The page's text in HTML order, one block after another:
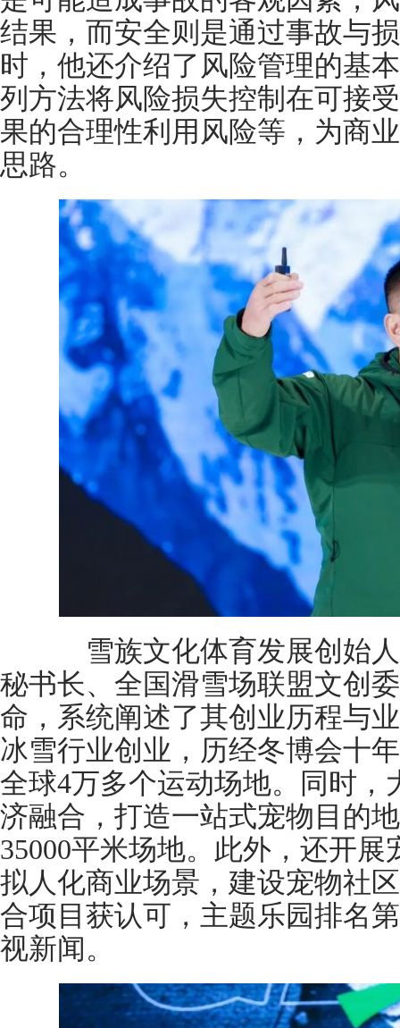
结果，而安全则是通过事故与
时，他还介绍了风险管理的基
列方法将风险损失控制在可接
果的合理性利用风险等，为商
思路。
雪族文化体育发展创始人
秘书长、全国滑雪场联盟文创
命，系统阐述了其创业历程与
冰雪行业创业，历经冬博会十
全球4万多个运动场地。同时
济融合，打造一站式宠物目的
35000平米场地。此外，还开
拟人化商业场景，建设宠物社
合项目获认可，主题乐园排名
视新闻。